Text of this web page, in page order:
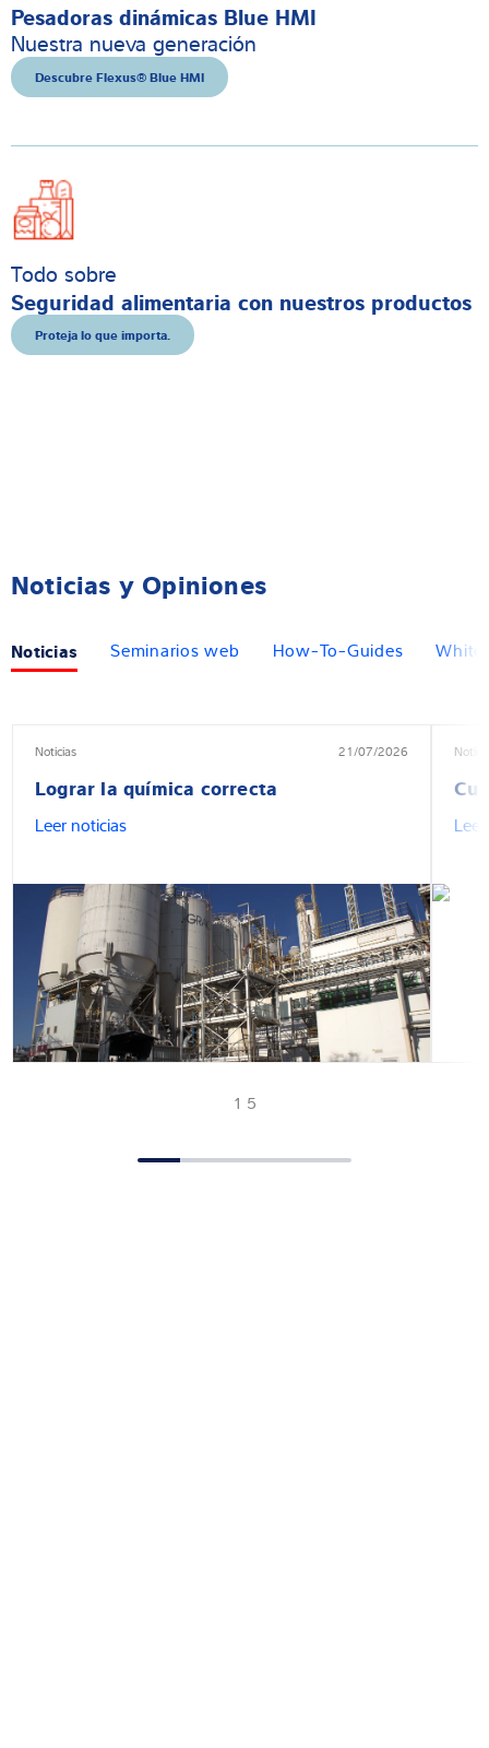
Pesadoras dinámicas Blue HMI
Nuestra nueva generación
Descubre Flexus® Blue HMI
Todo sobre
Seguridad alimentaria con nuestros productos
Proteja lo que importa.
Noticias y Opiniones
Noticias Seminarios web How-To-Guides White
Noticias 21/07/2026
Lograr la química correcta
Leer noticias
1 5